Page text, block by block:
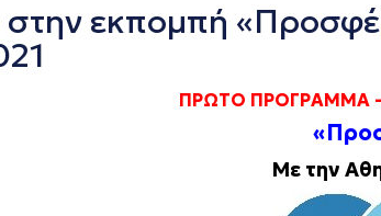
εκπομπή
ΠΡΩΤΟ ΠΡΟΓΡΑΜΜΑ
Με την